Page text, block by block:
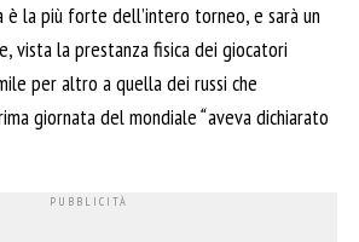
è la più forte dell’intero torneo, e sarà un
vista la prestanza fisica dei giocatori
per altro a quella dei russi che
giornata del mondiale“aveva dichiarato